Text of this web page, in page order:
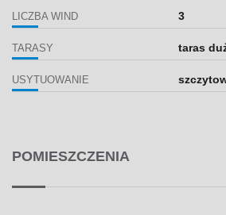
LICZBA WIND 3
TARASY taras
USYTUOWANIE
POMIESZCZENIA